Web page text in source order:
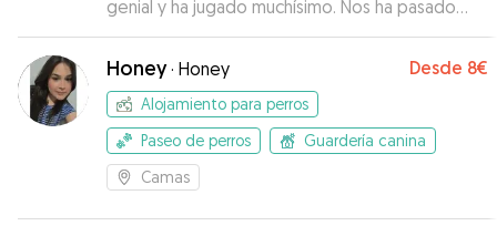
genial y ha jugado muchísimo. Nos ha pasado
fotos y videos de como jugaba. Además nos ha
mantenido informados en todo momento. Un
10/10, totalmente recomendable.
Honey· Honey Desde 8€
Alojamiento para perros
Paseo de perros
Guardería canina
Camas